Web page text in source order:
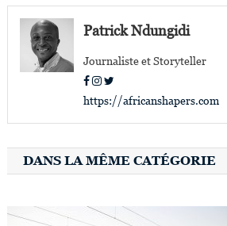
l’articlePatrick Ndungidi
Journaliste et Storyteller
https://africanshapers.com
DANS LA MÊME CATÉGORIE